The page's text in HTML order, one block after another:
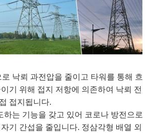
낙뢰 과전압을 줄이고 타워를 통해 흐
기 위해 접지 저항에 의존하여 낙뢰 전
접지됩니다.
하는 기능을 갖고 있어 코로나 방전으로
기 간섭을 줄입니다. 정삼각형 배열 외